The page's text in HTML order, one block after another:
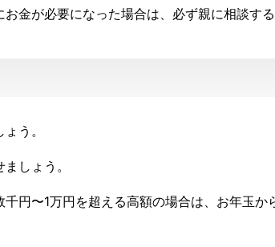
金が必要になった場合は、必ず親に相談す
う。
しょう。
円〜1万円を超える高額の場合は、お年玉か